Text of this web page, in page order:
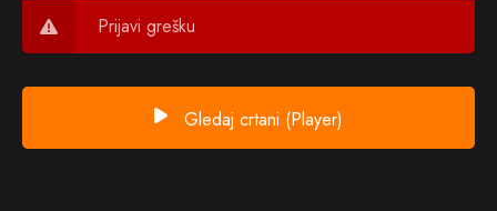
Prijavi grešku
Gledaj crtani (Player)